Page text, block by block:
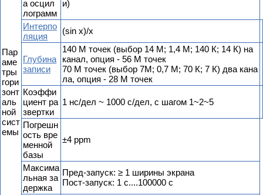
Пар
аме
тры
гори
зонт
аль
ной
сист
емы
а осцил
лограмм
и)
Интерпо
ляция
(sin x)/x
Глубина
записи
140 М точек (выбор 14 М; 1,4 М; 140 К; 14 К) на
канал, опция - 56 М точек
70 М точек (выбор 7М; 0,7 М; 70 К; 7 К) два кана
ла, опция - 28 М точек
Коэффи
циент ра
звертки
1 нс/дел ~ 1000 с/дел, с шагом 1~2~5
Погрешн
ость вре
менной
базы
±4 ppm
Максима
льная за
держка
Пред-запуск: ≥ 1 ширины экрана
Пост-запуск: 1 с....100000 с